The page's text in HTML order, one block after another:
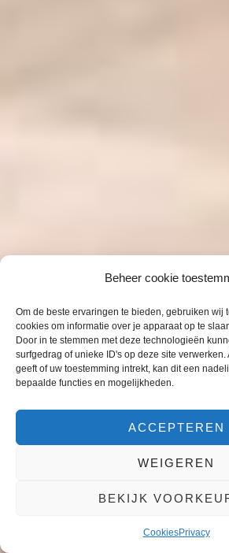
Beheer cookie
Om de beste ervaringen te bieden, gebruiken wij
cookies om informatie over je apparaat op te
Door in te stemmen met deze technologieën
surfgedrag of unieke ID's op deze site
geeft of uw toestemming intrekt, kan dit een
bepaalde functies en mogelijkheden.
ACCEPTEREN
WEIGEREN
BEKIJK
CookiesPrivacy